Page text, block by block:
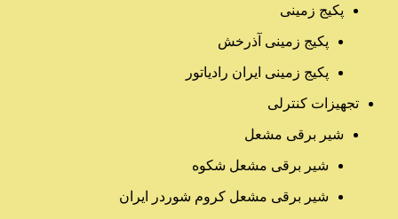
پکیج زمینی
پکیج زمینی آذرخش
پکیج زمینی ایران رادیاتور
تجهیزات کنترلی
شیر برقی مشعل
شیر برقی مشعل شکوه
شیر برقی مشعل کروم شوردر ایران